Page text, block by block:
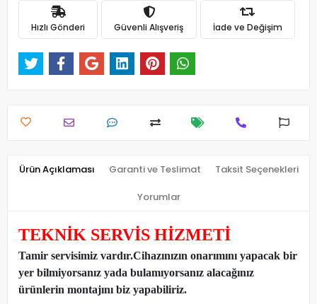
Hızlı Gönderi Güvenli Alışveriş İade ve Değişim
Ürün Açıklaması Garanti ve Teslimat Taksit Seçenekleri
Yorumlar
TEKNİK SERVİS HİZMETİ
Tamir servisimiz vardır.Cihazınızın onarımını yapacak bir
yer bilmiyorsanız yada bulamıyorsanız alacağınız
ürünlerin montajını biz yapabiliriz.